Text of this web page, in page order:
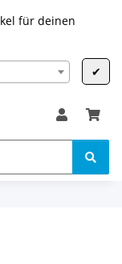
für deinen
✔